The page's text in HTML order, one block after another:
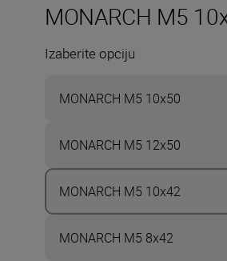
MONARCH M5
Izaberite opciju
MONARCH M5 10x50
MONARCH M5 12x50
MONARCH M5 10x42
MONARCH M5 8x42